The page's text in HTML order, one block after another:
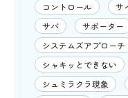
コントロール
サ
サバ
サポーター
システムズアプローチ
シャキッとできない
シュミラクラ現象